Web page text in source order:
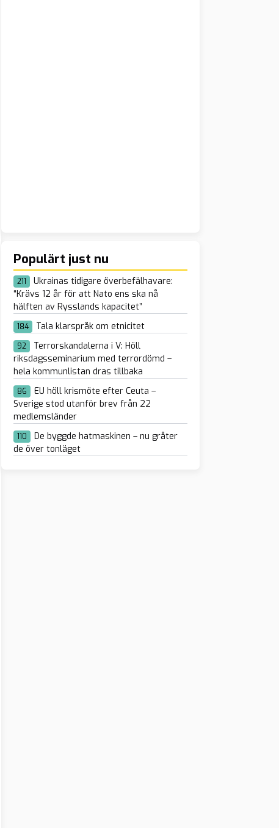
Populärt just nu
211
Ukrainas tidigare överbefälhavare:
“Krävs 12 år för att Nato ens ska nå
hälften av Rysslands kapacitet”
184 Tala klarspråk om etnicitet
92
Terrorskandalerna i V: Höll
riksdagsseminarium med terrordömd –
hela kommunlistan dras tillbaka
86
EU höll krismöte efter Ceuta –
Sverige stod utanför brev från 22
medlemsländer
110
De byggde hatmaskinen – nu gråter
de över tonläget